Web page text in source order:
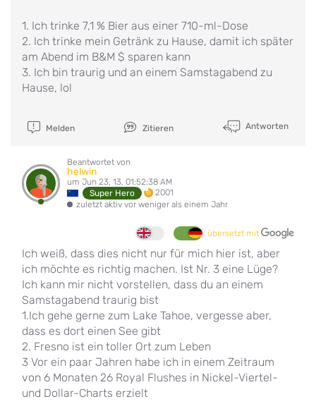
1. Ich trinke 7,1 % Bier aus einer 710-ml-Dose
2. Ich trinke mein Getränk zu Hause, damit ich später
am Abend im B&M $ sparen kann
3. Ich bin traurig und an einem Samstagabend zu
Hause, lol
Melden Zitieren Antworten
Beantwortet von
helwin
um Jun 23, 13, 01:52:38 AM
Super Hero
2001
zuletzt aktiv vor weniger als einem Jahr
übersetzt mit
Ich weiß, dass dies nicht nur für mich hier ist, aber
ich möchte es richtig machen. Ist Nr. 3 eine Lüge?
Ich kann mir nicht vorstellen, dass du an einem
Samstagabend traurig bist
1.Ich gehe gerne zum Lake Tahoe, vergesse aber,
dass es dort einen See gibt
2. Fresno ist ein toller Ort zum Leben
3 Vor ein paar Jahren habe ich in einem Zeitraum
von 6 Monaten 26 Royal Flushes in Nickel-Viertel-
und Dollar-Charts erzielt